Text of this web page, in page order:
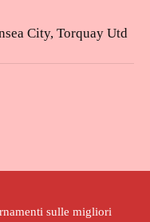
City, Torquay Utd
sulle migliori